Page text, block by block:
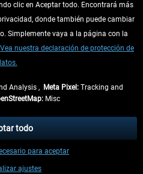
se describe lo contrario
Los plazos de envío para los
en lainformación de envío
clic en Aceptar todo. Encontrará más
donde también puede cambiar
Simplemente vaya a la página con la
Vea nuestra declaración de protección de
Analysis , Meta Pixel: Tracking and
Misc
ajustes
para aceptar
todo